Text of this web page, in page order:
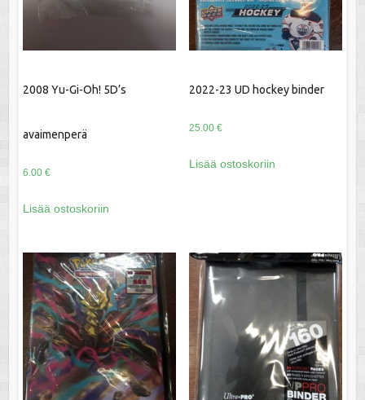
2008 Yu-Gi-Oh! 5D’s
avaimenperä
6.00 €
Lisää ostoskoriin
2022-23 UD hockey binder
25.00 €
Lisää ostoskoriin